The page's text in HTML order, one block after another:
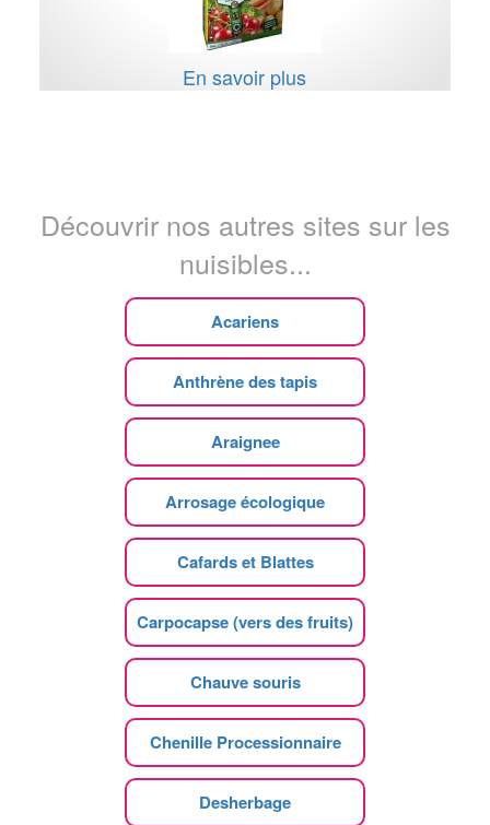
En savoir plus
Découvrir nos autres sites sur les
nuisibles...
Acariens
Anthrène des tapis
Araignee
Arrosage écologique
Cafards et Blattes
Carpocapse (vers des fruits)
Chauve souris
Chenille Processionnaire
Desherbage